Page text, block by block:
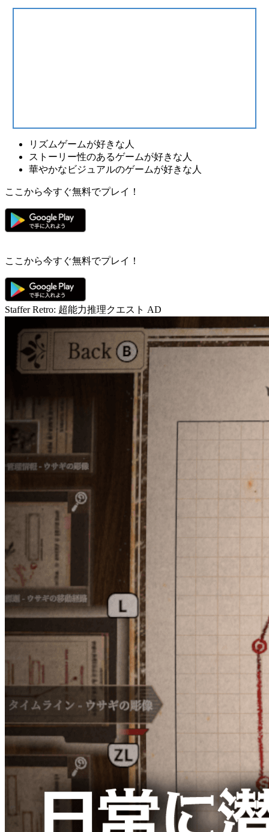
リズムゲームが好きな人
ストーリー性のあるゲームが好きな人
華やかなビジュアルのゲームが好きな人
ここから今すぐ無料でプレイ！
ここから今すぐ無料でプレイ！
Staffer Retro: 超能力推理クエスト AD